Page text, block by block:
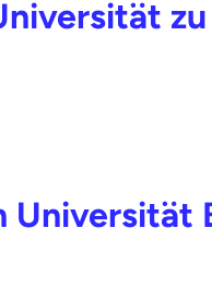
zu
Universität